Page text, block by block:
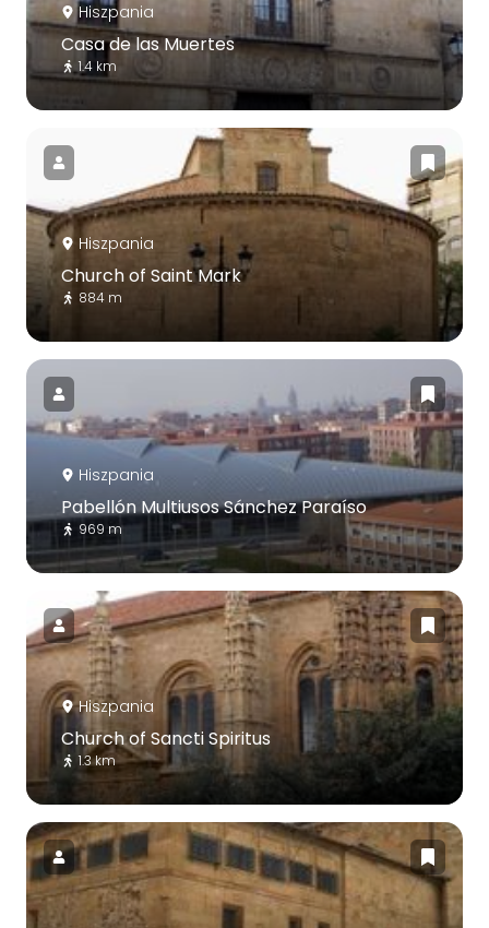
Hiszpania
Casa de las Muertes
1.4 km
Hiszpania
Church of Saint Mark
884 m
Hiszpania
Pabellón Multiusos Sánchez Paraíso
969 m
Hiszpania
Church of Sancti Spiritus
1.3 km